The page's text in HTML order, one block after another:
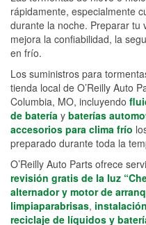
rápidamente, especialmente
durante la noche. Preparar tu
mejora la confiabilidad, la
en frío.
Los suministros para
tienda local de O’Reilly Auto
Columbia, MO, incluyendo
de batería y baterías
accesorios para clima frío
preparado durante toda la
O’Reilly Auto Parts ofrece
revisión gratis de la luz
alternador y motor de
limpiaparabrisas,
reciclaje de líquidos y